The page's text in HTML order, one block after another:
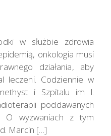
w służbie zdrowia
onkologia musi
działania, aby
leczeni. Codziennie w
i Szpitalu im l.
poddawanych
O wyzwaniach z tym
Marcin […]